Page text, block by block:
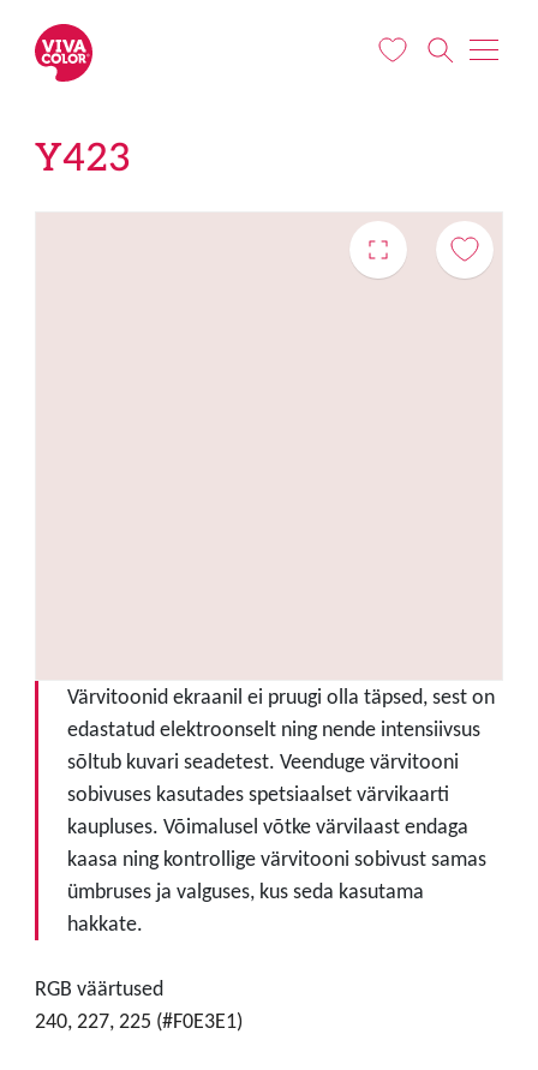
Y423
Värvitoonid ekraanil ei pruugi olla täpsed, sest on
edastatud elektroonselt ning nende intensiivsus
sõltub kuvari seadetest. Veenduge värvitooni
sobivuses kasutades spetsiaalset värvikaarti
kaupluses. Võimalusel võtke värvilaast endaga
kaasa ning kontrollige värvitooni sobivust samas
ümbruses ja valguses, kus seda kasutama
hakkate.
RGB väärtused
240, 227, 225 (#F0E3E1)